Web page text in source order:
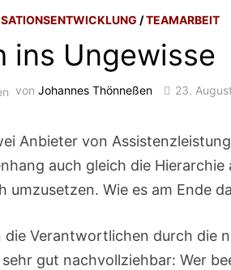
/TEAMARBEIT
ins Ungewisse
vonJohannes Thönneßen 23.
Anbieter von
auch gleich die
umzusetzen. Wie es am Ende
Verantwortlichen durch die
sehr gut nachvollziehbar: Wer